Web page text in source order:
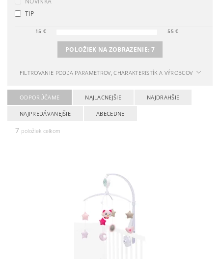
TIP
15 € 55 €
POLOŽIEK NA ZOBRAZENIE: 7
FILTROVANIE PODĽA PARAMETROV, CHARAKTERISTÍK A VÝROBCOV
ODPORÚČAME NAJLACNEJŠIE NAJDRAHŠIE
NAJPREDÁVANEJŠIE ABECEDNE
7 položiek celkom